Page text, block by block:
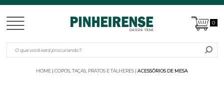
0
HOME COPOS, TAÇAS, PRATOS E TALHERES ACESSÓRIOS DE MESA